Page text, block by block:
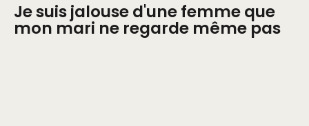
Je suis jalouse d'une femme que
mon mari ne regarde même pas